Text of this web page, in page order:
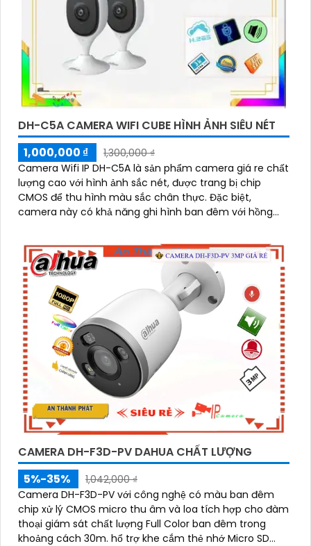
DH-C5A CAMERA WIFI CUBE HÌNH ẢNH SIÊU NÉT
1,000,000 ₫
1,300,000 ₫
Camera Wifi IP DH-C5A là sản phẩm camera giá re chất
lượng cao với hình ảnh sắc nét, được trang bị chip
CMOS để thu hình màu sắc chân thực. Đặc biệt,
camera này có khả năng ghi hình ban đêm với hồng
CAMERA DH-F3D-PV DAHUA CHẤT LƯỢNG
5%-35%
1,042,000 ₫
Camera DH-F3D-PV với công nghệ có màu ban đêm
chip xử lý CMOS micro thu âm và loa tích hợp cho đàm
thoại giám sát chất lượng Full Color ban đêm trong
khoảng cách 30m. hổ trợ khe cắm thẻ nhớ Micro SD